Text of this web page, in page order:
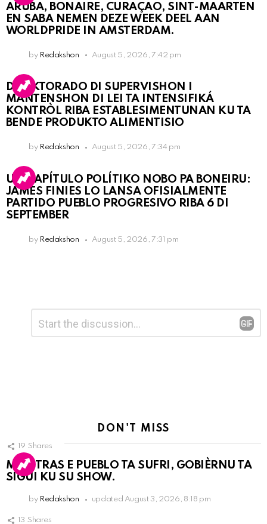
ARUBA, BONAIRE, CURAÇAO, SINT-MAARTEN
EN SABA NEMEN DEZE WEEK DEEL AAN
WORLDPRIDE IN AMSTERDAM.
by Redakshon August 5, 2026, 7:42 pm
DIREKTORADO DI SUPERVISHON I
MANTENSHON DI LEI TA INTENSIFIKÁ
KONTRÒL RIBA ESTABLESIMENTUNAN KU TA
BENDE PRODUKTO ALIMENTISIO
by Redakshon August 5, 2026, 7:34 pm
UN KAPÍTULO POLÍTIKO NOBO PA BONEIRU:
JAMES FINIES LO LANSA OFISIALMENTE
PARTIDO PUEBLO PROGRESIVO RIBA 6 DI
SEPTEMBER
by Redakshon August 5, 2026, 7:31 pm
Reply
DON'T MISS
19 Shares
MIENTRAS E PUEBLO TA SUFRI, GOBIÈRNU TA
SIGUI KU SU SHOW.
by Redakshon updated August 3, 2026, 8:18 pm
13 Shares